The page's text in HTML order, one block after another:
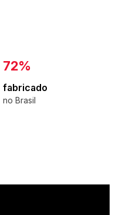
79%
fabricado
no Brasil